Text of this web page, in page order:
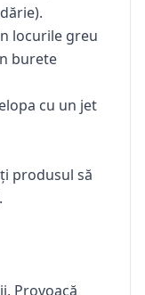
locurile greu
burete
cu un jet
produsul să
Provoacă